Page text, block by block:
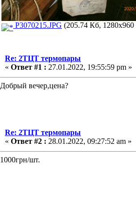
P3070215.JPG (205.74 Кб, 1280x960
Re: 2ТЦТ термопары
« Ответ #1 : 27.01.2022, 19:55:59 pm »
Добрый вечер,цена?
Re: 2ТЦТ термопары
« Ответ #2 : 28.01.2022, 09:27:52 am »
1000грн/шт.